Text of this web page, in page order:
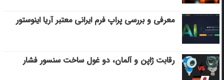
معرفی و بررسی پراپ فرم ایرانی معتبر آریا اینوستور
رقابت ژاپن و آلمان، دو غول ساخت سنسور فشار